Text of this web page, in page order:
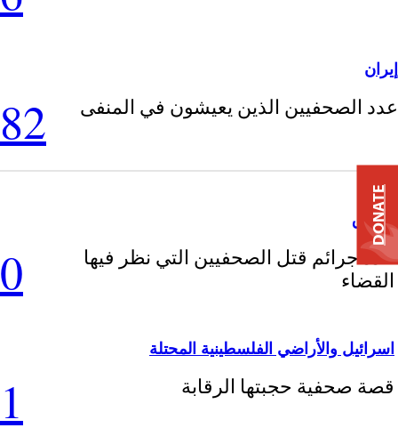
إيران
82 عدد الصحفيين الذين يعيشون في المنفى
العراق
0 عدد جرائم قتل الصحفيين التي نظر فيها
القضاء
اسرائيل والأراضي الفلسطينية المحتلة
1 قصة صحفية حجبتها الرقابة
DONATE